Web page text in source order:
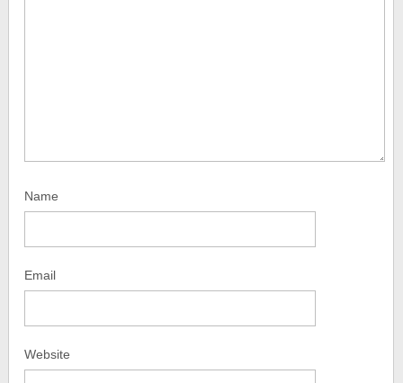
Name
Email
Website